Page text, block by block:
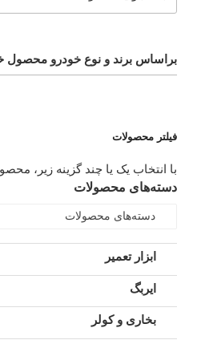
براساس برند و نوع خودرو محصول
فیلتر محصولات
با انتخاب یک یا چند گزینه زیر،
دسته‌های محصولات
دسته‌های محصولات
ابزار تعمیر
ایربگ
بخاری و کولر